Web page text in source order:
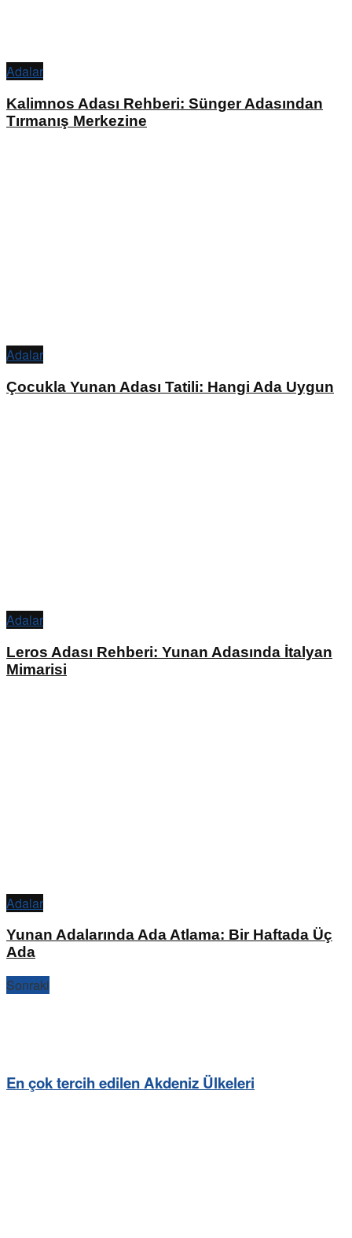
Adalar
Kalimnos Adası Rehberi: Sünger Adasından
Tırmanış Merkezine
Adalar
Çocukla Yunan Adası Tatili: Hangi Ada Uygun
Adalar
Leros Adası Rehberi: Yunan Adasında İtalyan
Mimarisi
Adalar
Yunan Adalarında Ada Atlama: Bir Haftada Üç
Ada
Sonraki
En çok tercih edilen Akdeniz Ülkeleri